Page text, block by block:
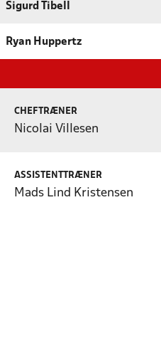
Sigurd Tibell
Ryan Huppertz
CHEFTRÆNER
Nicolai Villesen
ASSISTENTTRÆNER
Mads Lind Kristensen